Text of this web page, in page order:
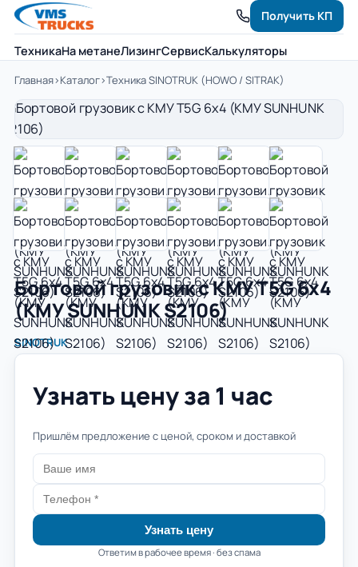
ТехникаНа метанеЛизингСервисКалькуляторы
Получить КП
Главная›Каталог›Техника SINOTRUK (HOWO / SITRAK)
Бортовой грузовик с КМУ Т5G 6x4
(КМУ SUNHUNK S2106)
SINOTRUK
Узнать цену за 1 час
Пришлём предложение с ценой, сроком и доставкой
Узнать цену
Ответим в рабочее время · без спама